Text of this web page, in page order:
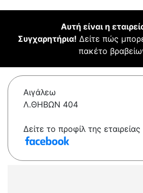
Αυτή είναι η
Συγχαρητήρια! Δείτε πώς
πακέτο
Αιγάλεω
Λ.ΘΗΒΩΝ 404
Δείτε το προφίλ της